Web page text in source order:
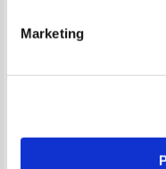
Marketing